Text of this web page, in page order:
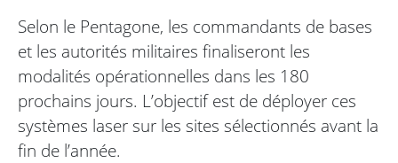
Selon le Pentagone, les commandants de bases
et les autorités militaires finaliseront les
modalités opérationnelles dans les 180
prochains jours. L’objectif est de déployer ces
systèmes laser sur les sites sélectionnés avant la
fin de l’année.